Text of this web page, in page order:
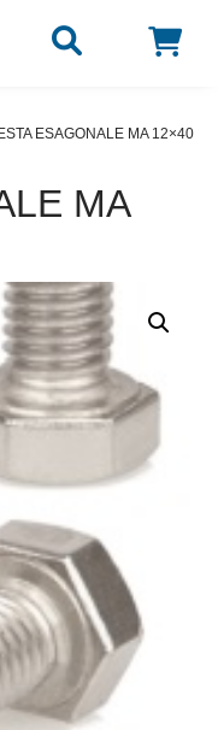
ESAGONALE MA 12×40
MA